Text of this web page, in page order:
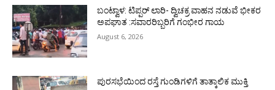
ಬಂಟ್ವಾಳ: ಟಿಪ್ಪರ್ ಲಾರಿ- ದ್ವಿಚಕ್ರ ವಾಹನ ನಡುವೆ ಭೀಕರ
ಅಪಘಾತ :ಸವಾರರಿಬ್ಬರಿಗೆ ಗಂಭೀರ ಗಾಯ
August 6, 2026
ಪುರಸಭೆಯಿಂದ ರಸ್ತೆ ಗುಂಡಿಗಳಿಗೆ ತಾತ್ಕಾಲಿಕ ಮುಕ್ತಿ